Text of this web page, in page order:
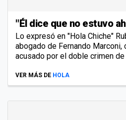
"Él dice que no estuvo
Lo expresó en "Hola Chiche"
abogado de Fernando Marconi,
acusado por el doble crimen de
VER MÁS DE HOLA